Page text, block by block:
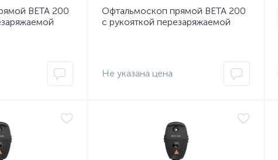
BETA 200
Офтальмоскоп прямой BETA 200
с рукояткой перезаряжаемой
Не указана цена